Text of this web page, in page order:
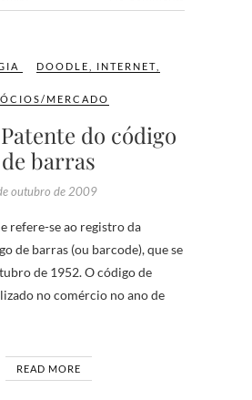
DOODLE INTERNET
MERCADO
do código
de barras
outubro de 2009
refere-se ao registro da
de barras (ou barcode), que se
de 1952. O código de
no comércio no ano de
READ MORE